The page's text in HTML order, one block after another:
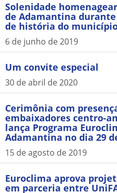
Solenidade
de Adamantina durante
de história do
6 de junho de 2019
Um convite especial
30 de abril de 2020
Cerimônia com
embaixadores centro-
lança Programa
Adamantina no dia 29
15 de agosto de 2019
Euroclima aprova
em parceria entre